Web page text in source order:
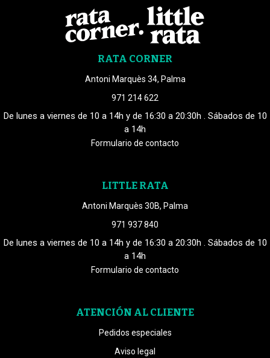
RATA CORNER
Antoni Marquès 34, Palma
971 214 622
De lunes a viernes de 10 a 14h y de 16:30 a 20:30h . Sábados de 10
a 14h
Formulario de contacto
LITTLE RATA
Antoni Marquès 30B, Palma
971 937 840
De lunes a viernes de 10 a 14h y de 16:30 a 20:30h . Sábados de 10
a 14h
Formulario de contacto
ATENCIÓN AL CLIENTE
Pedidos especiales
Aviso legal